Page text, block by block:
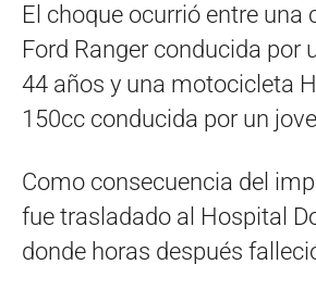
El choque ocurrió entre una
Ford Ranger conducida por
44 años y una motocicleta
150cc conducida por un
Como consecuencia del
fue trasladado al Hospital
donde horas después